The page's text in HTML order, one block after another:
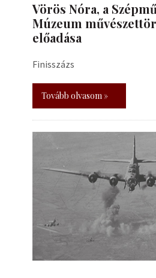
Vörös Nóra, a
Múzeum
előadása
Finisszázs
Tovább olvasom »